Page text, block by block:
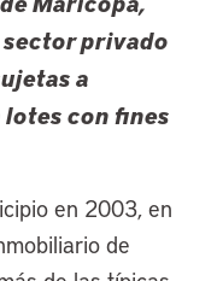
sector privado
a
con fines
en 2003, en
de